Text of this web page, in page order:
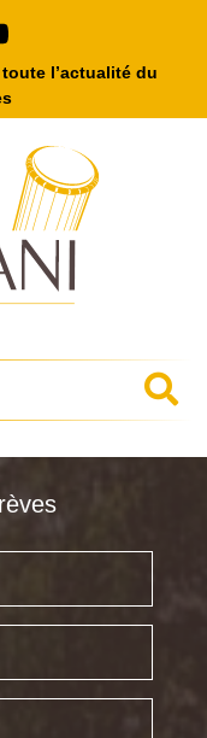
l’actualité du